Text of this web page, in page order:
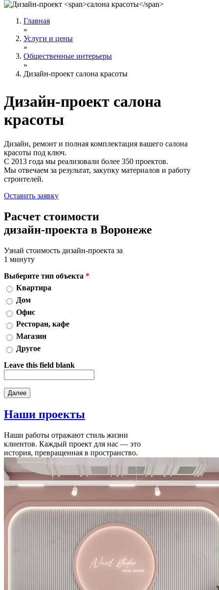
Главная
»
Услуги и цены
»
Общественные интерьеры
»
Дизайн-проект салона красоты
Дизайн-проект салона
красоты
Дизайн, ремонт и полная комплектация вашего салона
красоты под ключ.
С 2013 года мы реализовали более 350 проектов.
Мы отвечаем за результат, закупку материалов и работу
строителей.
Оставить заявку
Расчет стоимости
дизайн-проекта в Воронеже
Узнай стоимость дизайн-проекта за
1 минуту
Выберите тип объекта *
Квартира
Дом
Офис
Ресторан, кафе
Магазин
Другое
Leave this field blank
Наши проекты
Наши работы отражают стиль жизни
клиентов. Каждый проект для нас — это
история, превращенная в пространство.